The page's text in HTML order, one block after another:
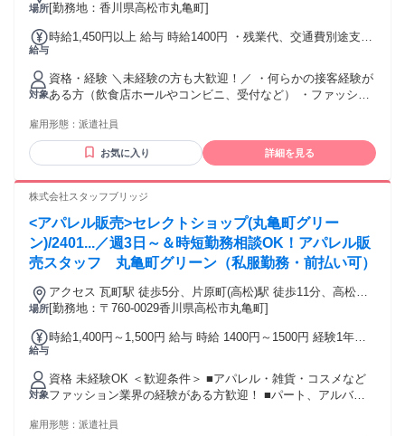
場所[勤務地：香川県高松市丸亀町]
給与
時給1,450円以上 給与 時給1400円 ・残業代、交通費別途支給
一例であり、給与を保証するものではありません。
対象
資格・経験 ＼未経験の方も大歓迎！／ ・何らかの接客経験が
ある方（飲食店ホールやコンビニ、受付など） ・ファッショ
雇用形態： 派遣社員
お気に入り 詳細を見る
株式会社スタッフブリッジ
<アパレル販売>セレクトショップ(丸亀町グリー
ン)/2401...／週3日～＆時短勤務相談OK！アパレル販
売スタッフ 丸亀町グリーン（私服勤務・前払い可）
場所
アクセス 瓦町駅 徒歩5分、片原町(高松)駅 徒歩11分、高松駅
徒歩17分
[勤務地：〒760-0029香川県高松市丸亀町]
給与
時給1,400円～1,500円 給与 時給 1400円～1500円 経験1年以
就業1年後には必ず1500円に昇給します！ 【キャリア手当10
万円】エントリーした職種の経験が2年以上・フルタイム勤務
可能な方は、全員がキャリア手当の対象となります。なんと
《10万円》を1ヶ月勤務後の給与にて一括支給するスタブリだ
対象
資格 未経験OK ＜歓迎条件＞ ■アパレル・雑貨・コスメなど
ファッション業界の経験がある方歓迎！ ■パート、アルバイ
など、他業種からの転職も大歓迎です。 【将来的には正社員
雇用形態： 派遣社員